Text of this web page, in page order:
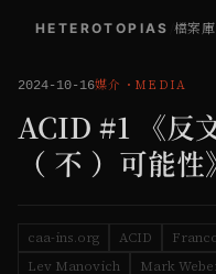
HETEROTOPIAS 檔案庫
2024-10-16媒介 ・ MEDIA
ACID #1 《反
（ 不 ）可能
caa-ins.org ACID
Lev Manovich
Mark